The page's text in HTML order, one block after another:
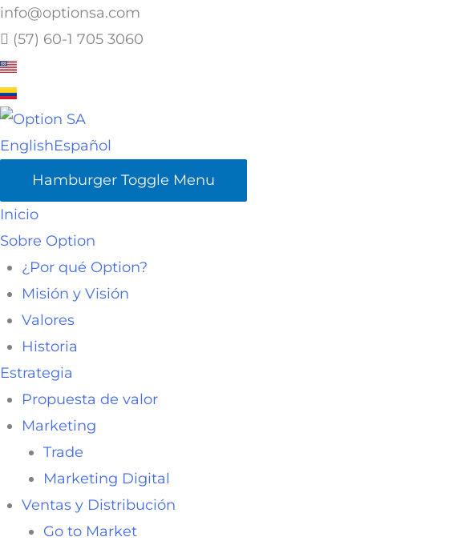
Ir
al
contenido
info@optionsa.com
(57) 60-1 705 3060
EnglishEspañol
Hamburger Toggle Menu
Inicio
Sobre Option
¿Por qué Option?
Misión y Visión
Valores
Historia
Estrategia
Propuesta de valor
Marketing
Trade
Marketing Digital
Ventas y Distribución
Go to Market